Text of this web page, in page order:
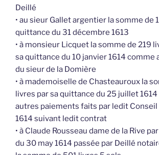
Deillé
• au sieur Gallet argentier la somme de
quittance du 31 décembre 1613
• à monsieur Licquet la somme de 219
sa quittance du 10 janvier 1614 comme
du sieur de la Domière
• à mademoiselle de Chasteauroux la
livres par sa quittance du 25 juillet 1614
autres paiements faits par ledit Conseil
1614 suivant ledit contrat
• à Claude Rousseau dame de la Rive
du 30 may 1614 passée par Deillé